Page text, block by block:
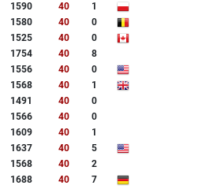
1590 40
1
1580 40
0
1525 40
0
1754 40
8
1556 40
0
1568 40
1
1491 40
0
1566 40
0
1609 40
1
1637 40
5
1568 40
2
1688 40
7